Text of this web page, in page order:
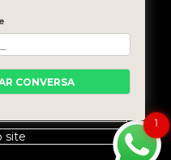
site
1
CONVERSA